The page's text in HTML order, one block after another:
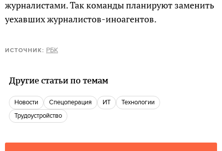
журналистами. Так команды планируют заменить
уехавших журналистов-иноагентов.
ИСТОЧНИК: РБК
Другие статьи по темам
новости спецоперация ИТ
Технологии
Трудоустройство